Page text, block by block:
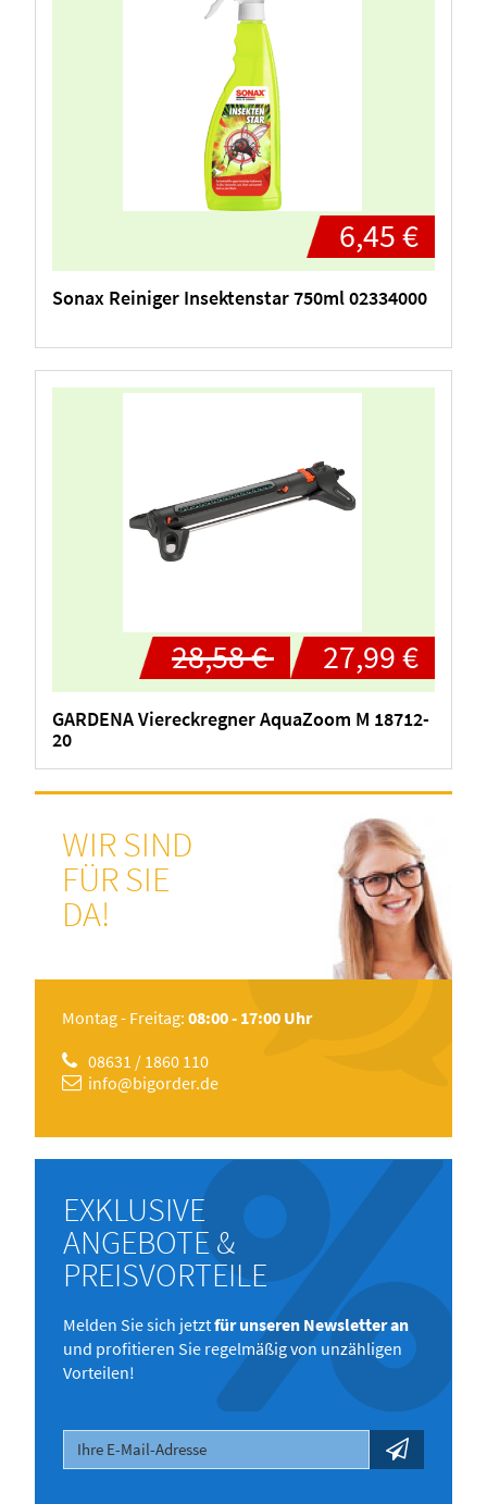
6,45 €
Sonax Reiniger Insektenstar 750ml 02334000
28,58 € 27,99 €
GARDENA Viereckregner AquaZoom M 18712-
20
WIR SIND
FÜR SIE
DA!
Montag - Freitag: 08:00 - 17:00 Uhr
08631 / 1860 110
info@bigorder.de
EXKLUSIVE
ANGEBOTE &
PREISVORTEILE
Melden Sie sich jetztfür unseren Newsletter an
und profitieren Sie regelmäßig von unzähligen
Vorteilen!